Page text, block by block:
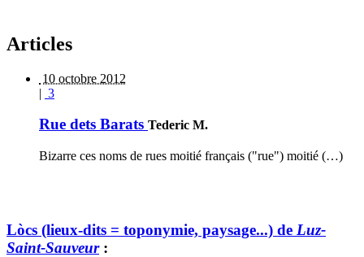
Articles
10 octobre 2012
| 3
Rue dets Barats Tederic M.
Bizarre ces noms de rues moitié français ("rue") moitié (…)
Lòcs (lieux-dits = toponymie, paysage...) de Luz-
Saint-Sauveur: